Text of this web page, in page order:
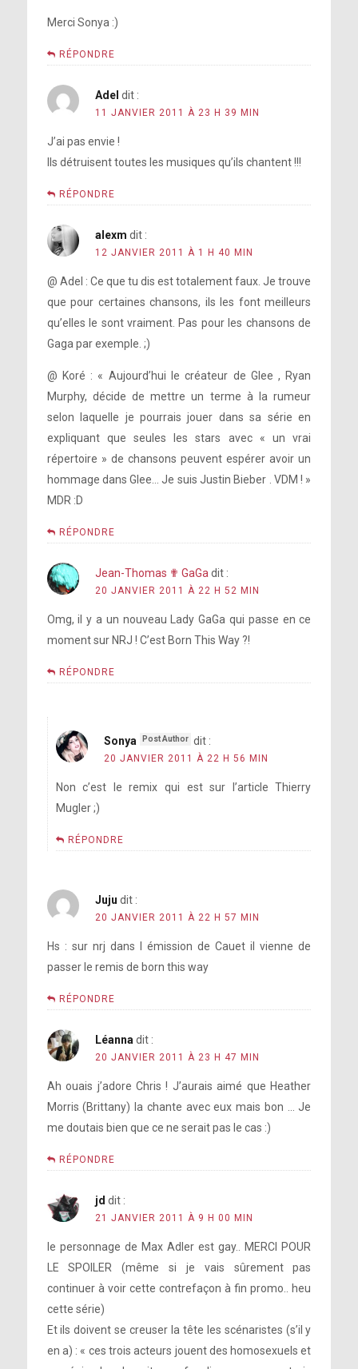
Merci Sonya :)
RÉPONDRE
Adel dit :
11 JANVIER 2011 À 23 H 39 MIN
J’ai pas envie !
Ils détruisent toutes les musiques qu’ils chantent !!!
RÉPONDRE
alexm dit :
12 JANVIER 2011 À 1 H 40 MIN
@ Adel : Ce que tu dis est totalement faux. Je trouve
que pour certaines chansons, ils les font meilleurs
qu’elles le sont vraiment. Pas pour les chansons de
Gaga par exemple. ;)
@ Koré : « Aujourd’hui le créateur de Glee , Ryan
Murphy, décide de mettre un terme à la rumeur
selon laquelle je pourrais jouer dans sa série en
expliquant que seules les stars avec « un vrai
répertoire » de chansons peuvent espérer avoir un
hommage dans Glee… Je suis Justin Bieber . VDM ! »
MDR :D
RÉPONDRE
Jean-Thomas ✟ GaGa dit :
20 JANVIER 2011 À 22 H 52 MIN
Omg, il y a un nouveau Lady GaGa qui passe en ce
moment sur NRJ ! C’est Born This Way ?!
RÉPONDRE
Sonya dit :
20 JANVIER 2011 À 22 H 56 MIN
Non c’est le remix qui est sur l’article Thierry
Mugler ;)
RÉPONDRE
Juju dit :
20 JANVIER 2011 À 22 H 57 MIN
Hs : sur nrj dans l émission de Cauet il vienne de
passer le remis de born this way
RÉPONDRE
Léanna dit :
20 JANVIER 2011 À 23 H 47 MIN
Ah ouais j’adore Chris ! J’aurais aimé que Heather
Morris (Brittany) la chante avec eux mais bon … Je
me doutais bien que ce ne serait pas le cas :)
RÉPONDRE
jd dit :
21 JANVIER 2011 À 9 H 00 MIN
le personnage de Max Adler est gay.. MERCI POUR
LE SPOILER (même si je vais sûrement pas
continuer à voir cette contrefaçon à fin promo.. heu
cette série)
Et ils doivent se creuser la tête les scénaristes (s’il y
en a) : « ces trois acteurs jouent des homosexuels et